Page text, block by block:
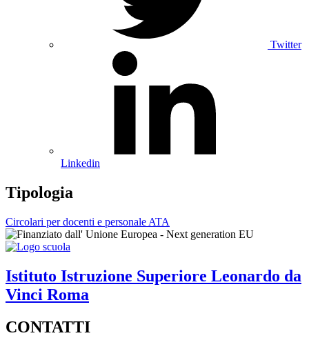
Twitter
Linkedin
Tipologia
Circolari per docenti e personale ATA
Istituto Istruzione Superiore Leonardo da
Vinci Roma
CONTATTI